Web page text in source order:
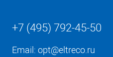
+7 (495) 792-45-50
Email: opt@eltreco.ru